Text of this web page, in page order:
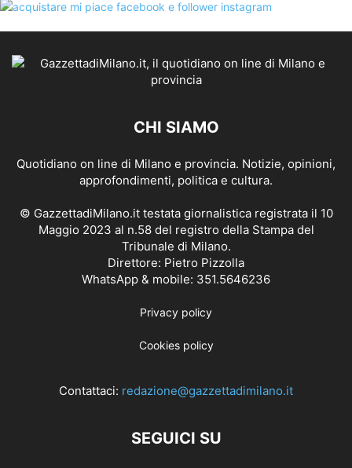
CHI SIAMO
Quotidiano on line di Milano e provincia. Notizie, opinioni,
approfondimenti, politica e cultura.
© GazzettadiMilano.it testata giornalistica registrata il 10
Maggio 2023 al n.58 del registro della Stampa del
Tribunale di Milano.
Direttore: Pietro Pizzolla
WhatsApp & mobile: 351.5646236
Privacy policy
Cookies policy
Contattaci: redazione@gazzettadimilano.it
SEGUICI SU